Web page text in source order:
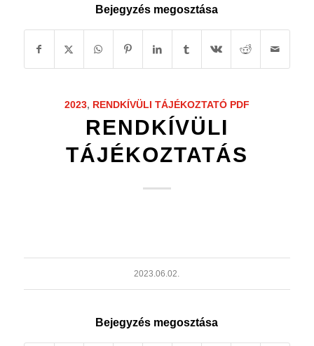
Bejegyzés megosztása
2023, RENDKÍVÜLI TÁJÉKOZTATÓ PDF
RENDKÍVÜLI
TÁJÉKOZTATÁS
2023.06.02.
Bejegyzés megosztása